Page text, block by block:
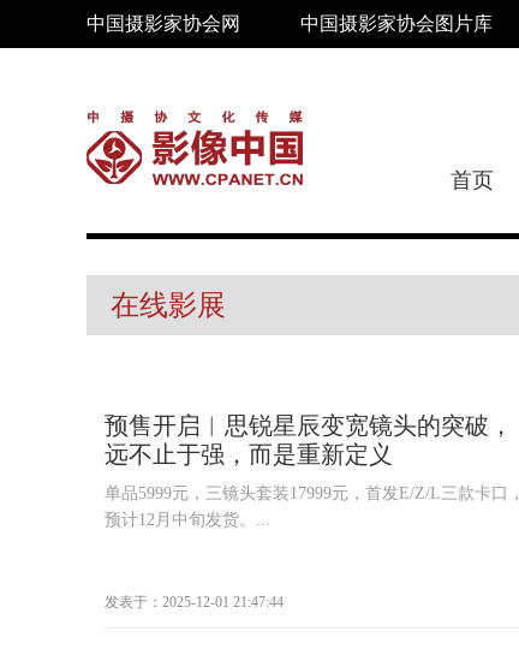
中国摄影家协会网 中国摄影家协会图片库
首页
在线影展
预售开启︱思锐星辰变宽镜头的突破，
远不止于强，而是重新定义
单品5999元，三镜头套装17999元，首发E/Z/L三款卡口，
预计12月中旬发货。...
发表于：2025-12-01 21:47:44